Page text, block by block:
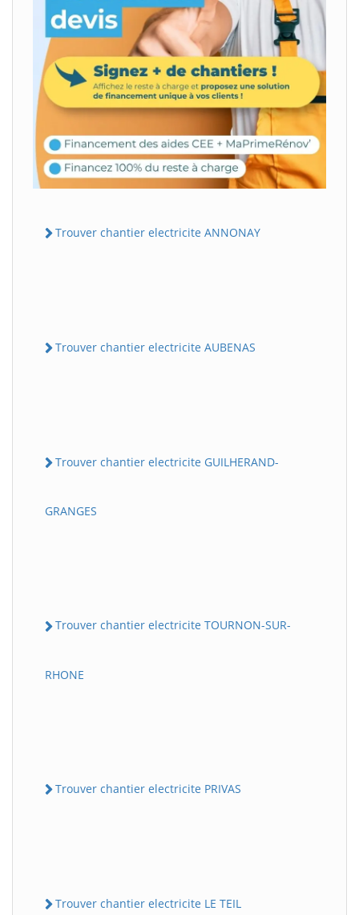
Trouver chantier electricite ANNONAY
Trouver chantier electricite AUBENAS
Trouver chantier electricite GUILHERAND-
GRANGES
Trouver chantier electricite TOURNON-SUR-
RHONE
Trouver chantier electricite PRIVAS
Trouver chantier electricite LE TEIL